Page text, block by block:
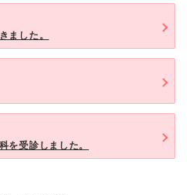
ました。
を受診しました。